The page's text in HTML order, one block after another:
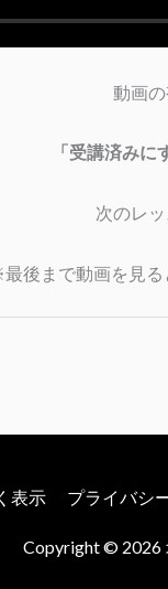
動画
「受講済み
次のレ
最後まで動画を見
表示 プライバシ
Copyright © 2026